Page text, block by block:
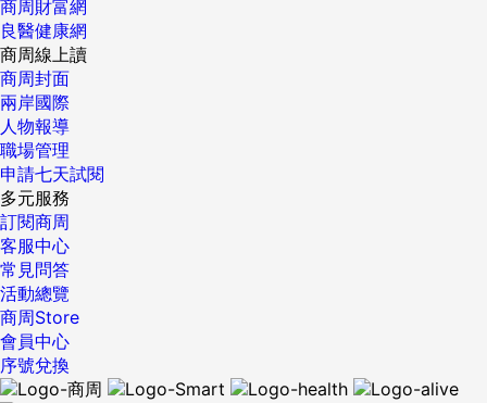
商周財富網
良醫健康網
商周線上讀
商周封面
兩岸國際
人物報導
職場管理
申請七天試閱
多元服務
訂閱商周
客服中心
常見問答
活動總覽
商周Store
會員中心
序號兌換